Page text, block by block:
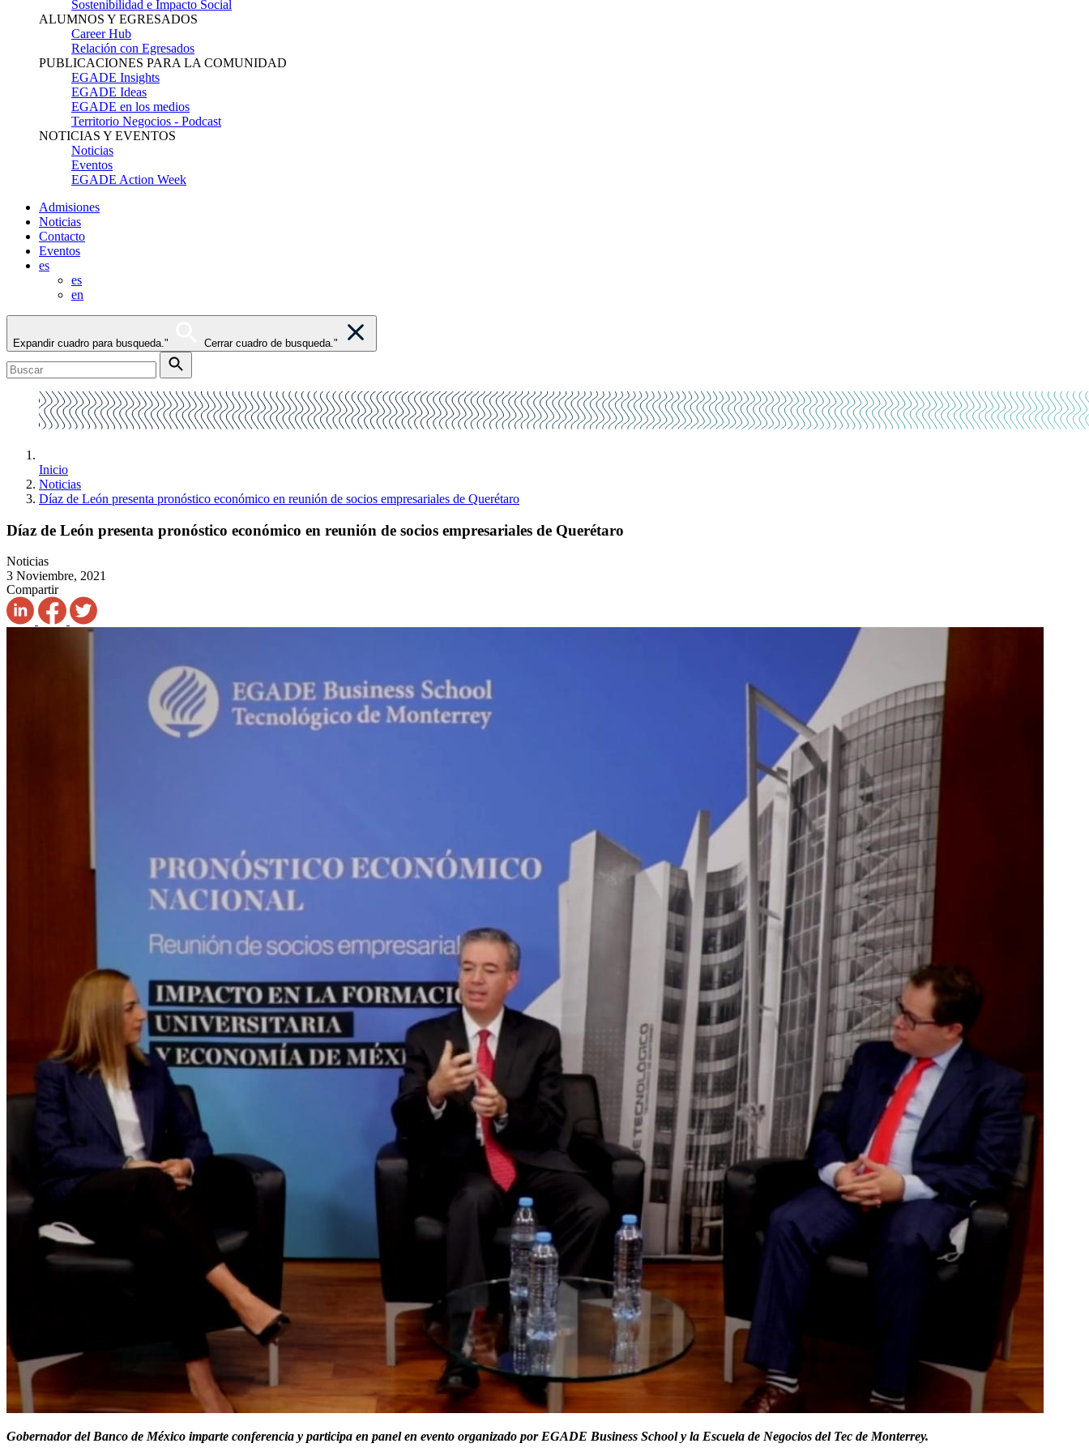
Sostenibilidad e Impacto Social
ALUMNOS Y EGRESADOS
Career Hub
Relación con Egresados
PUBLICACIONES PARA LA COMUNIDAD
EGADE Insights
EGADE Ideas
EGADE en los medios
Territorio Negocios - Podcast
NOTICIAS Y EVENTOS
Noticias
Eventos
EGADE Action Week
Admisiones
Noticias
Contacto
Eventos
es
es
en
Expandir cuadro para busqueda." Cerrar cuadro de busqueda."
Inicio
Noticias
Díaz de León presenta pronóstico económico en reunión de socios empresariales de Querétaro
Díaz de León presenta pronóstico económico en reunión de socios empresariales de Querétaro
Noticias
3 Noviembre, 2021
Compartir
Gobernador del Banco de México imparte conferencia y participa en panel en evento organizado por EGADE Business School y la Escuela de Negocios del Tec de Monterrey.